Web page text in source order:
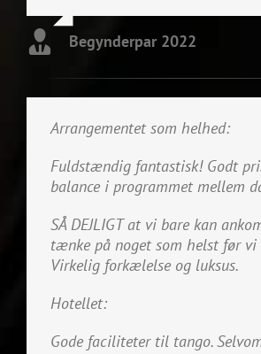
Begynderpar 2022
Arrangementet som helhed:
Fuldstændig fantastisk! Godt
balance i programmet mellem
SÅ DEJLIGT at vi bare kan
tænke på noget som helst før vi
Virkelig forkælelse og luksus.
Hotellet:
Gode faciliteter til tango.